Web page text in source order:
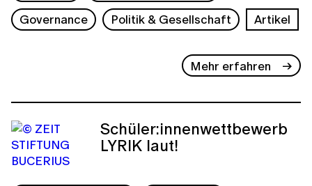
Governance Politik & Gesellschaft Artikel
Mehr erfahren
Schüler:innenwettbewerb
LYRIK laut!